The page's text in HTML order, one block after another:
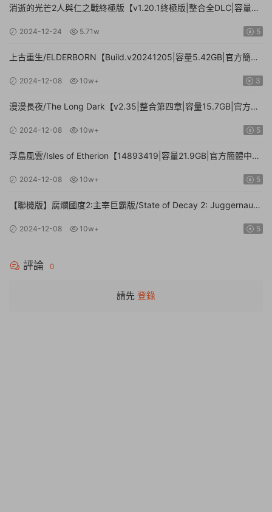
消逝的光芒2人與仁之戰終極版【v1.20.1終極版|整合全DLC|容量
2024-12-24 5.71w 5
上古重生/ELDERBORN【Build.v20241205|容量5.42GB|官方簡體
2024-12-08 10w+ 3
漫漫長夜/The Long Dark【v2.35|整合第四章|容量15.7GB|官方簡
2024-12-08 10w+ 5
浮島風雲/Isles of Etherion【14893419|容量21.9GB|官方簡體中
2024-12-08 10w+ 5
【聯機版】腐爛國度2:主宰巨霸版/State of Decay 2: Juggernaut
2024-12-08 10w+ 5
評論 0
請先 登錄